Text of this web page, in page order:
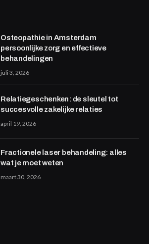
Osteopathie in Amsterdam
persoonlijke zorg en effectieve
behandelingen
juli 3, 2026
Relatiegeschenken: de sleutel tot
succesvolle zakelijke relaties
april 19, 2026
Fractionele laser behandeling: alles
wat je moet weten
maart 30, 2026